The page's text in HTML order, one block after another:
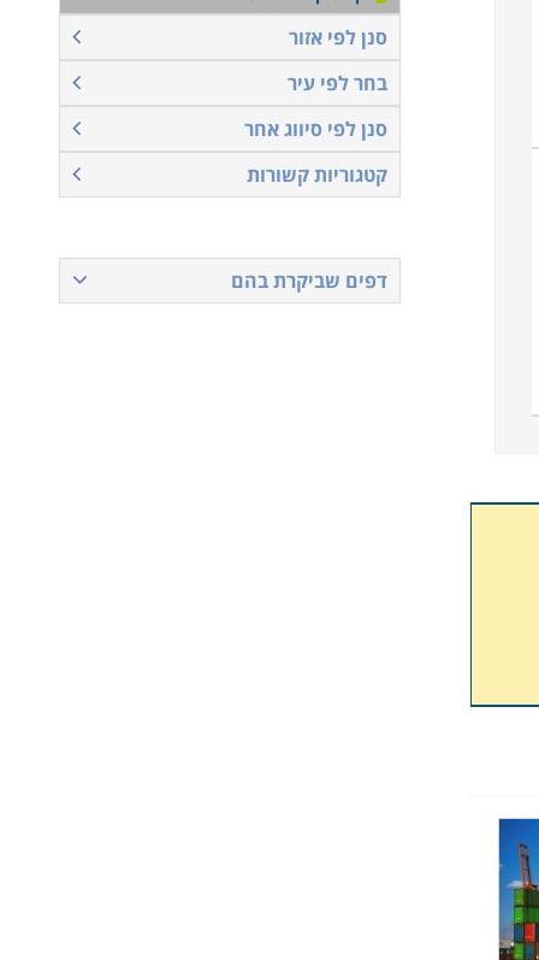
סנן לפי אזור
בחר לפי עיר
סנן לפי סיווג אחר
קטגוריות קשורות
דפים שביקרת בהם